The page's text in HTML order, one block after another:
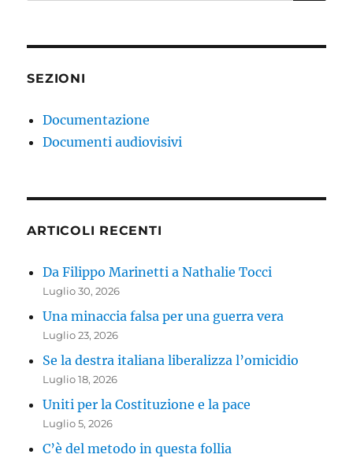
SEZIONI
Documentazione
Documenti audiovisivi
ARTICOLI RECENTI
Da Filippo Marinetti a Nathalie Tocci
Luglio 30, 2026
Una minaccia falsa per una guerra vera
Luglio 23, 2026
Se la destra italiana liberalizza l’omicidio
Luglio 18, 2026
Uniti per la Costituzione e la pace
Luglio 5, 2026
C’è del metodo in questa follia